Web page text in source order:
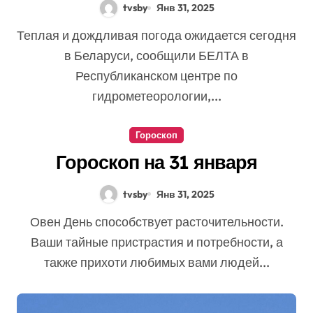
tvsby Янв 31, 2025
Теплая и дождливая погода ожидается сегодня
в Беларуси, сообщили БЕЛТА в
Республиканском центре по
гидрометеорологии,...
Гороскоп
Гороскоп на 31 января
tvsby Янв 31, 2025
Овен День способствует расточительности.
Ваши тайные пристрастия и потребности, а
также прихоти любимых вами людей...